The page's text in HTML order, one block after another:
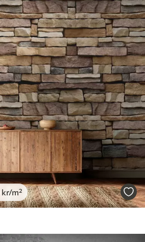
kr/m²